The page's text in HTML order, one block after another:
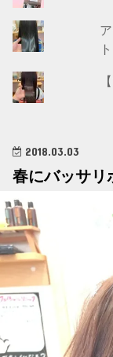
2018.03.03
春にバッサリ